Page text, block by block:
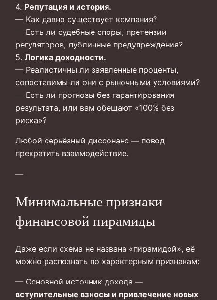
4. Репутация и история.
— Как давно существует компания?
— Есть ли судебные споры, претензии
регуляторов, публичные предупреждения?
5. Логика доходности.
— Реалистичны ли заявленные проценты,
сопоставимы ли они с рыночными условиями?
— Есть ли прогнозы без гарантирования
результата, или вам обещают «100% без
риска»?
Любой серьёзный диссонанс — повод
прекратить взаимодействие.
—
Минимальные признаки
финансовой пирамиды
Даже если схема не названа «пирамидой», её
можно распознать по характерным признакам:
— Основной источник дохода —
вступительные взносы и привлечение новых